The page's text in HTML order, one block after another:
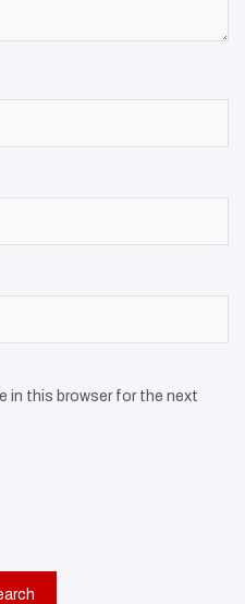
in this browser for the next